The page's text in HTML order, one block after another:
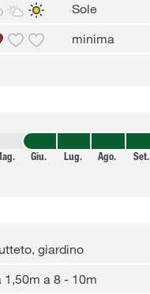
Sole
minima
Giu. Lug. Ago. Set.
giardino
1,50m a 8 - 10m